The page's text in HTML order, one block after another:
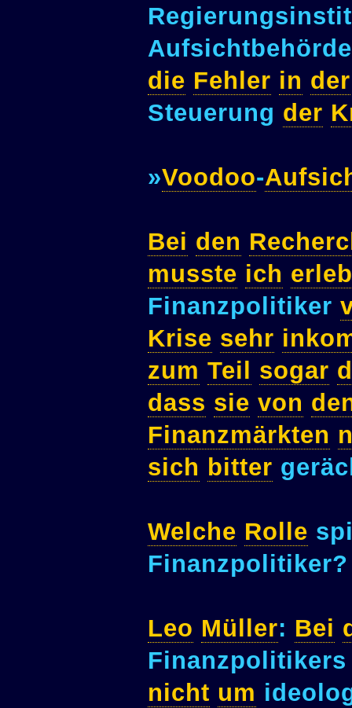
die Fehler in der
Steuerung der
»Voodoo-
Bei den
musste ich
Finanzpolitiker
Krise sehr
zum Teil sogar
dass sie von
Finanzmärkten
sich bitter
Welche Rolle
Finanzpolitiker?
Leo Müller: Bei
nicht um